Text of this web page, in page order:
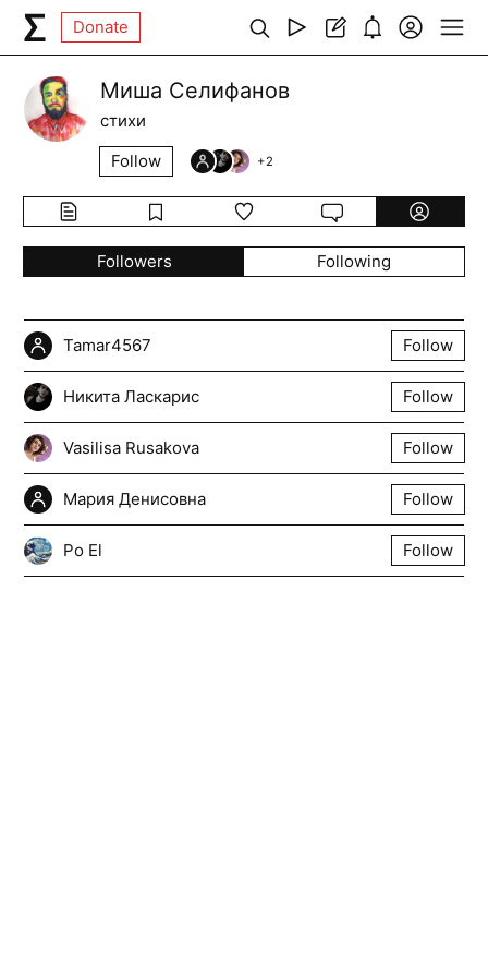
Donate
Миша Селифанов
стихи
Follow
+2
Followers Following
Tamar4567 Follow
Никита Ласкарис Follow
Vasilisa Rusakova Follow
Мария Денисовна Follow
Po El Follow